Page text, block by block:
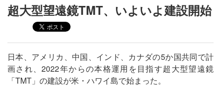
超大型望遠鏡TMT、いよいよ建設開始
日本、アメリカ、中国、インド、カナダの5か国共同で計
画され、2022年からの本格運用を目指す超大型望遠鏡
「TMT」の建設が米・ハワイ島で始まった。